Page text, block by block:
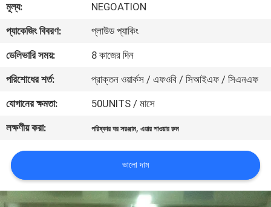
নিয়ন্ত্রণ
আমাদের
সাথে
যোগাযোগ
খবর
মামলা
মূল্য:
NEGOATION
প্যাকেজিং বিবরণ:
প্লাউড প্যাকিং
ডেলিভারি সময়:
8 কাজের দিন
পরিশোধের শর্ত:
প্রাক্তন ওয়ার্কস / এফওবি / সিআইএফ / সিএনএফ
যোগানের ক্ষমতা:
50UNITS / মাসে
লক্ষণীয় করা:
পরিষ্কার ঘর সরঞ্জাম,এয়ার শাওয়ার রুম
ভালো দাম